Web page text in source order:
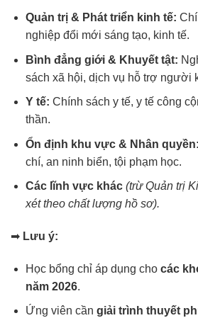
Quản trị & Phát triển kinh tế:
nghiệp đổi mới sáng tạo, kinh tế.
Bình đẳng giới & Khuyết tật:
sách xã hội, dịch vụ hỗ trợ người
Y tế: Chính sách y tế, y tế công
thần.
Ổn định khu vực & Nhân quyền:
chí, an ninh biển, tội phạm học.
Các lĩnh vực khác (trừ Quản trị
xét theo chất lượng hồ sơ).
➡ Lưu ý:
Học bổng chỉ áp dụng cho các
năm 2026.
Ứng viên cần giải trình thuyết